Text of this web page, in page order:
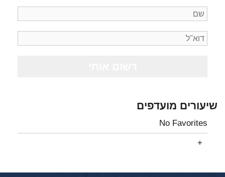
שיעורים מועדפים
No Favorites